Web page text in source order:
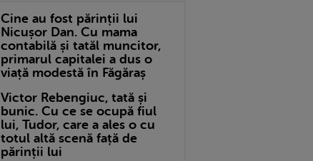
Cine au fost părinții lui
Nicușor Dan. Cu mama
contabilă și tatăl muncitor,
primarul capitalei a dus o
viață modestă în Făgăraș
Victor Rebengiuc, tată și
bunic. Cu ce se ocupă fiul
lui, Tudor, care a ales o cu
totul altă scenă față de
părinții lui